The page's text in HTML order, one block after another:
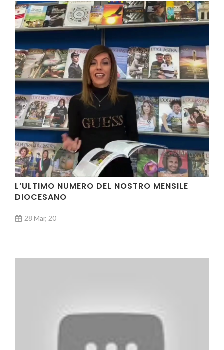
L’ULTIMO NUMERO DEL NOSTRO MENSILE
DIOCESANO
28 Mar, 20